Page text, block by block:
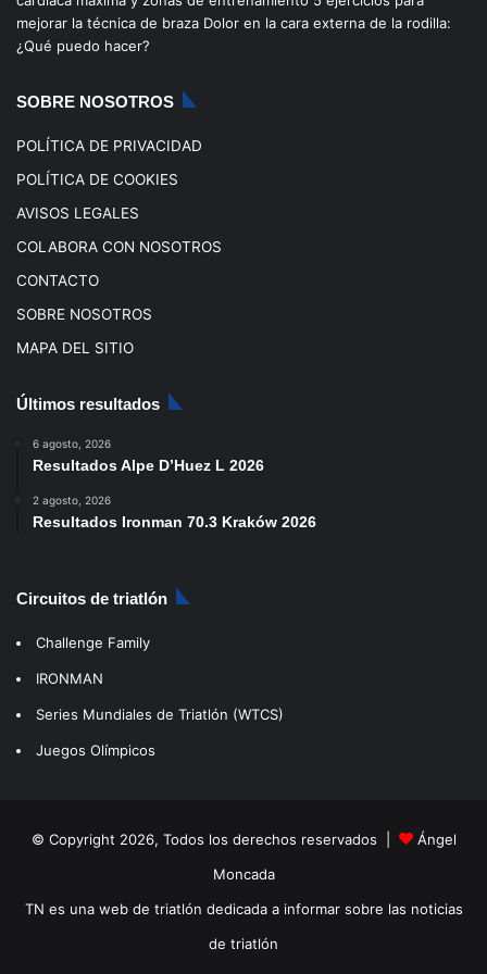
mejorar la técnica de braza Dolor en la cara externa de la rodilla:
¿Qué puedo hacer?
SOBRE NOSOTROS
POLÍTICA DE PRIVACIDAD
POLÍTICA DE COOKIES
AVISOS LEGALES
COLABORA CON NOSOTROS
CONTACTO
SOBRE NOSOTROS
MAPA DEL SITIO
Últimos resultados
6 agosto, 2026
Resultados Alpe D’Huez L 2026
2 agosto, 2026
Resultados Ironman 70.3 Kraków 2026
Circuitos de triatlón
Challenge Family
IRONMAN
Series Mundiales de Triatlón (WTCS)
Juegos Olímpicos
© Copyright 2026, Todos los derechos reservados |
Ángel
Moncada
TN es una web de triatlón dedicada a informar sobre las noticias
de triatlón